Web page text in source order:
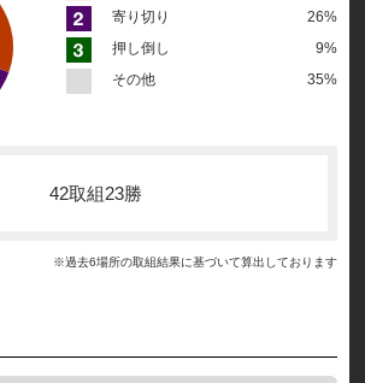
寄り切り
26%
押し倒し
9%
その他
35%
42取組23勝
※過去6場所の取組結果に基づいて算出しております